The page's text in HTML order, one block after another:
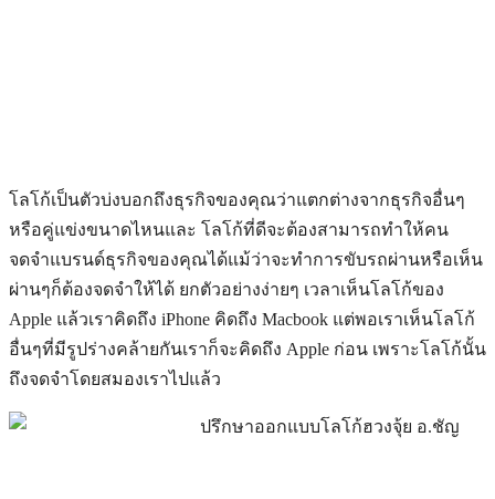
โลโก้เป็นตัวบ่งบอกถึงธุรกิจของคุณว่าแตกต่างจากธุรกิจอื่นๆ
หรือคู่แข่งขนาดไหนและ โลโก้ที่ดีจะต้องสามารถทำให้คน
จดจำแบรนด์ธุรกิจของคุณได้แม้ว่าจะทำการขับรถผ่านหรือเห็น
ผ่านๆก็ต้องจดจำให้ได้ ยกตัวอย่างง่ายๆ เวลาเห็นโลโก้ของ
Apple แล้วเราคิดถึง iPhone คิดถึง Macbook แต่พอเราเห็นโลโก้
อื่นๆที่มีรูปร่างคล้ายกันเราก็จะคิดถึง Apple ก่อน เพราะโลโก้นั้น
ถึงจดจำโดยสมองเราไปแล้ว